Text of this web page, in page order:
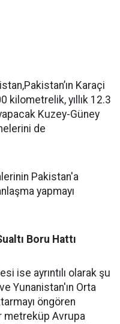
Karaçi
kilometrelik, yıllık 12.3
Kuzey-Güney
de
Pakistan'a
yapmayı
Boru Hattı
ise ayrıntılı olarak şu
Yunanistan'ın Orta
öngören
metreküp Avrupa